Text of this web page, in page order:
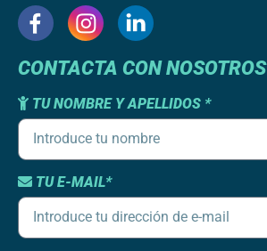
CONTACTA CON NOSOTROS
TU NOMBRE Y APELLIDOS *
TU E-MAIL*